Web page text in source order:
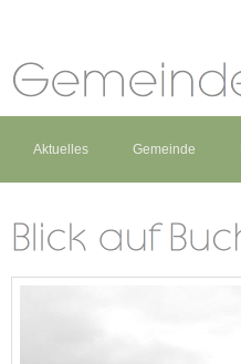
Aktuelles Gemeinde